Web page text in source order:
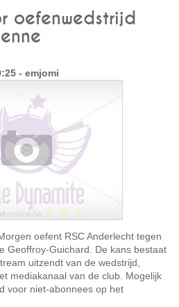
oefenwedstrijd
- emjomi
oefent RSC Anderlecht tegen
Geoffroy-Guichard. De kans bestaat
uitzendt van de wedstrijd,
mediakanaal van de club. Mogelijk
voor niet-abonnees op het